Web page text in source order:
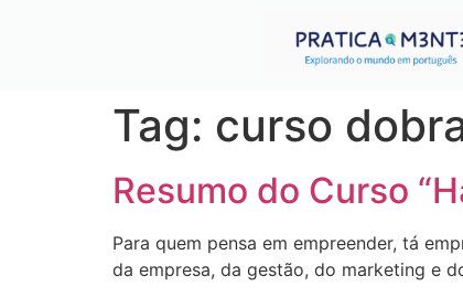
Tag: curso
Resumo do Curso
Para quem pensa em empreender, tá
da empresa, da gestão, do marketing e